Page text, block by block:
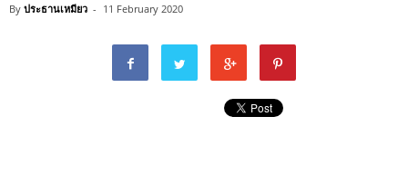
By ประธานเหมียว - 11 February 2020